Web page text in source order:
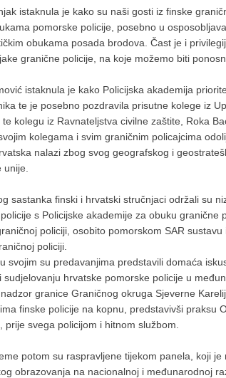
istaknula je kako su naši gosti iz finske
pomorske policije, posebno u
obukama posada brodova. Čast je i
granične policije, na koje možemo biti
istaknula je kako Policijska akademija
te je posebno pozdravila prisutne kolege iz
kolegu iz Ravnateljstva civilne zaštite, Roka
kolegama i svim graničnim policajcima
nalazi zbog svog geografskog i
sastanka finski i hrvatski stručnjaci održali su
s Policijske akademije za obuku granične
policiji, osobito pomorskom SAR
policiji.
svojim su predavanjima predstavili domaća
hrvatske pomorske policije u
granice Graničnog okruga Sjeverne
finske policije na kopnu, predstavivši praksu
prije svega policijom i hitnom službom.
potom su raspravljene tijekom panela, koji
obrazovanja na nacionalnoj i međunarodnoj